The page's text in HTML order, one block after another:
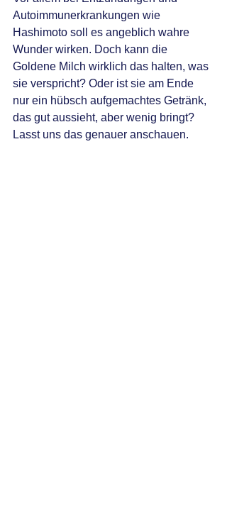
Autoimmunerkrankungen wie
Hashimoto soll es angeblich wahre
Wunder wirken. Doch kann die
Goldene Milch wirklich das halten, was
sie verspricht? Oder ist sie am Ende
nur ein hübsch aufgemachtes Getränk,
das gut aussieht, aber wenig bringt?
Lasst uns das genauer anschauen.